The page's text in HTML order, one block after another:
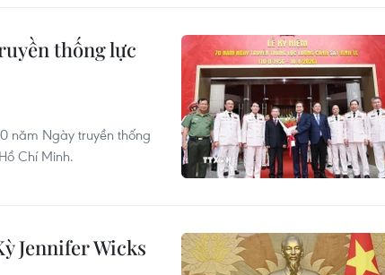
thống lực
năm Ngày truyền thống
Chí Minh.
Jennifer Wicks